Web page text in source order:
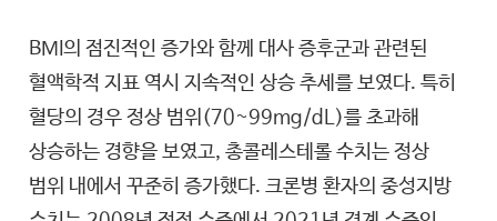
BMI의 점진적인 증가와 함께 대사 증후군과 관련된
혈액학적 지표 역시 지속적인 상승 추세를 보였다. 특히
혈당의 경우 정상 범위(70~99mg/dL)를 초과해
상승하는 경향을 보였고, 총콜레스테롤 수치는 정상
범위 내에서 꾸준히 증가했다. 크론병 환자의 중성지방